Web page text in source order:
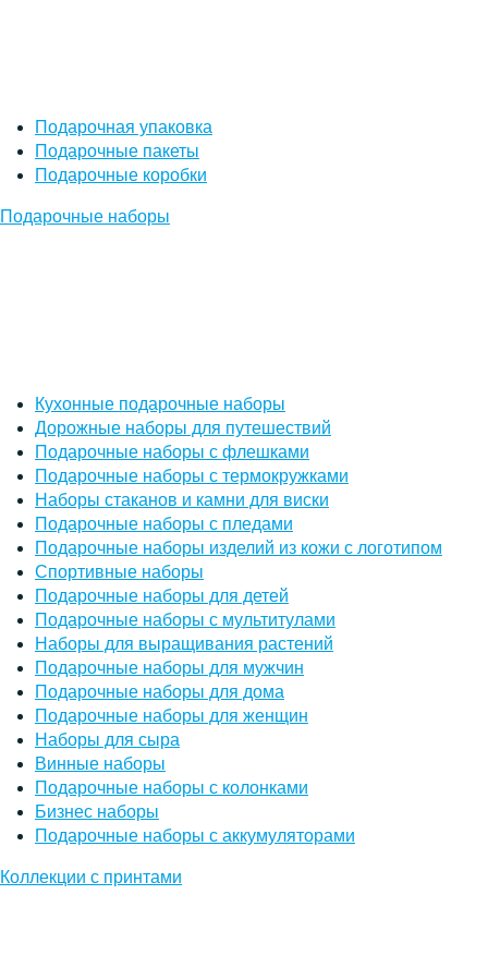
Подарочная упаковка
Подарочные пакеты
Подарочные коробки
Подарочные наборы
Кухонные подарочные наборы
Дорожные наборы для путешествий
Подарочные наборы с флешками
Подарочные наборы с термокружками
Наборы стаканов и камни для виски
Подарочные наборы с пледами
Подарочные наборы изделий из кожи с логотипом
Спортивные наборы
Подарочные наборы для детей
Подарочные наборы с мультитулами
Наборы для выращивания растений
Подарочные наборы для мужчин
Подарочные наборы для дома
Подарочные наборы для женщин
Наборы для сыра
Винные наборы
Подарочные наборы с колонками
Бизнес наборы
Подарочные наборы с аккумуляторами
Коллекции с принтами